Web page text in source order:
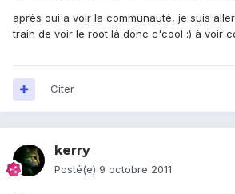
après oui a voir la communauté, je suis
train de voir le root là donc c'cool :) à voir
Citer
kerry
Posté(e) 9 octobre 2011